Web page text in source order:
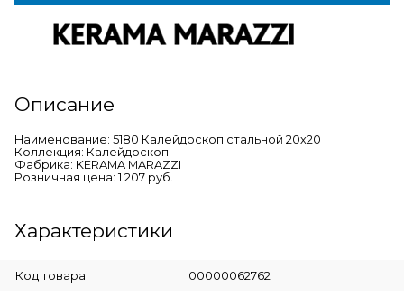
Описание
Наименование: 5180 Калейдоскоп стальной 20х20
Коллекция: Калейдоскоп
Фабрика: KERAMA MARAZZI
Розничная цена: 1 207 руб.
Характеристики
Код товара 00000062762